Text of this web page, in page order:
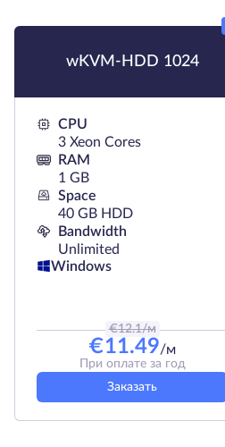
wKVM-HDD 1024
CPU
3 Xeon Cores
RAM
1 GB
Space
40 GB HDD
Bandwidth
Unlimited
Windows
€12.1/м
€11.49/м
При оплате за год
Заказать